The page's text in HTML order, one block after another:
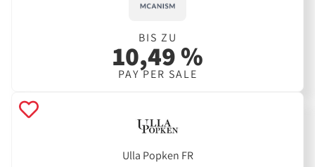
BIS ZU
10,49 %
PAY PER SALE
Ulla Popken FR